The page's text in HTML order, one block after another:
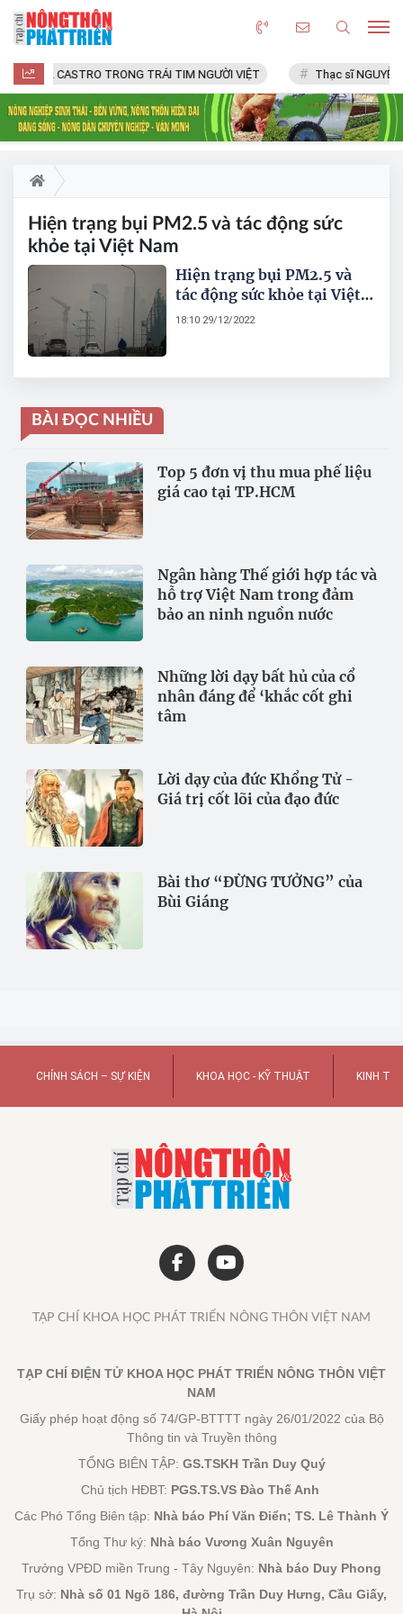
FIDEL CASTRO TRONG TRÁI TIM NGƯỜI VIỆT Thạc sĩ NGUYỄN
Hiện trạng bụi PM2.5 và tác động sức
khỏe tại Việt Nam
Hiện trạng bụi PM2.5 và
tác động sức khỏe tại Việt
Nam
18:10 29/12/2022
BÀI ĐỌC NHIỀU
Top 5 đơn vị thu mua phế liệu
giá cao tại TP.HCM
Ngân hàng Thế giới hợp tác và
hỗ trợ Việt Nam trong đảm
bảo an ninh nguồn nước
Những lời dạy bất hủ của cổ
nhân đáng để ‘khắc cốt ghi
tâm
Lời dạy của đức Khổng Tử -
Giá trị cốt lõi của đạo đức
Bài thơ “ĐỪNG TƯỞNG” của
Bùi Giáng
CHÍNH SÁCH – SỰ KIỆN KHOA HỌC - KỸ THUẬT KINH TẾ
TẠP CHÍ KHOA HỌC PHÁT TRIỂN NÔNG THÔN VIỆT NAM
TẠP CHÍ ĐIỆN TỬ KHOA HỌC PHÁT TRIỂN NÔNG THÔN VIỆT
NAM
Giấy phép hoạt động số 74/GP-BTTTT ngày 26/01/2022 của Bộ
Thông tin và Truyền thông
TỔNG BIÊN TẬP: GS.TSKH Trần Duy Quý
Chủ tịch HĐBT: PGS.TS.VS Đào Thế Anh
Các Phó Tổng Biên tập: Nhà báo Phí Văn Điển; TS. Lê Thành Ý
Tổng Thư ký: Nhà báo Vương Xuân Nguyên
Trưởng VPĐD miền Trung - Tây Nguyên: Nhà báo Duy Phong
Trụ sở: Nhà số 01 Ngõ 186, đường Trần Duy Hưng, Cầu Giấy,